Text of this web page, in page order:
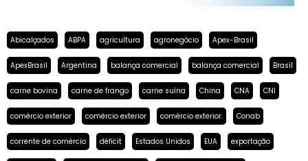
Abicalçados ABPA agricultura agronegócio Apex-Brasil
ApexBrasil Argentina balança comercial balança comercial Brasil
carne bovina carne de frango carne suína China CNA CNI
comércio exterior comércio exterior comércio exterior. Conab
corrente de comércio déficit Estados Unidos EUA exportação